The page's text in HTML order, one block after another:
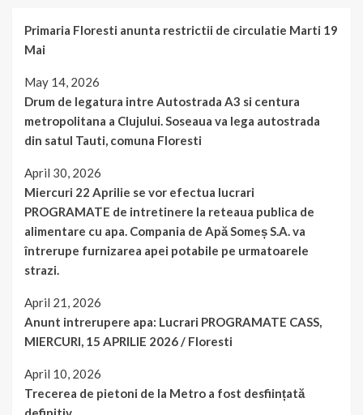
Primaria Floresti anunta restrictii de circulatie Marti 19
Mai
May 14, 2026
Drum de legatura intre Autostrada A3 si centura
metropolitana a Clujului. Soseaua va lega autostrada
din satul Tauti, comuna Floresti
April 30, 2026
Miercuri 22 Aprilie se vor efectua lucrari
PROGRAMATE de intretinere la reteaua publica de
alimentare cu apa. Compania de Apă Someș S.A. va
întrerupe furnizarea apei potabile pe urmatoarele
strazi.
April 21, 2026
Anunt intrerupere apa: Lucrari PROGRAMATE CASS,
MIERCURI, 15 APRILIE 2026 / Floresti
April 10, 2026
Trecerea de pietoni de la Metro a fost desființată